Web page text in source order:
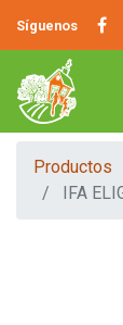
Síguenos
Productos
IFA